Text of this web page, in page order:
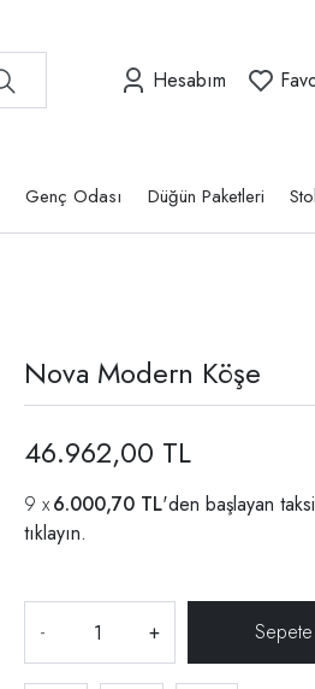
Hesabım
Genç Odası Düğün Paketleri
Nova Modern Köşe
46.962,00 TL
6.000,70 TL'den başlayan
tıklayın.
- +